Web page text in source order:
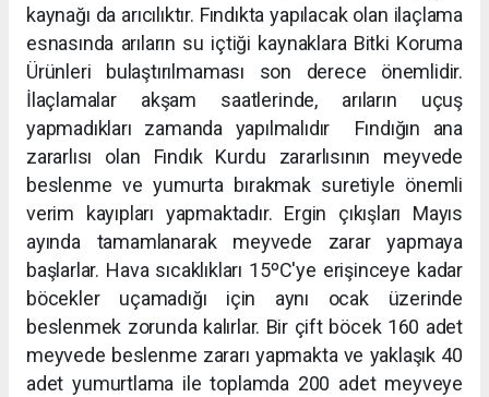
kaynağı da arıcılıktır. Fındıkta yapılacak olan ilaçlama
esnasında arıların su içtiği kaynaklara Bitki Koruma
Ürünleri bulaştırılmaması son derece önemlidir.
İlaçlamalar akşam saatlerinde, arıların uçuş
yapmadıkları zamanda yapılmalıdır Fındığın ana
zararlısı olan Fındık Kurdu zararlısının meyvede
beslenme ve yumurta bırakmak suretiyle önemli
verim kayıpları yapmaktadır. Ergin çıkışları Mayıs
ayında tamamlanarak meyvede zarar yapmaya
başlarlar. Hava sıcaklıkları 15ºC'ye erişinceye kadar
böcekler uçamadığı için aynı ocak üzerinde
beslenmek zorunda kalırlar. Bir çift böcek 160 adet
meyvede beslenme zararı yapmakta ve yaklaşık 40
adet yumurtlama ile toplamda 200 adet meyveye